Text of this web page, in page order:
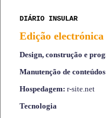
DIÁRIO INSULAR
Edição electrónica
Design, construção e
Manutenção de
Hospedagem: r-site.net
Tecnologia